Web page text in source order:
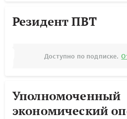
Резидент ПВТ
Доступно по подписке.
Уполномоченный
экономический